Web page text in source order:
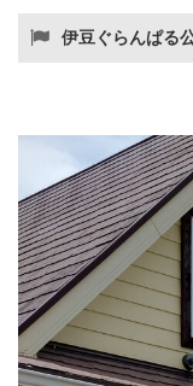
伊豆ぐらんぱる